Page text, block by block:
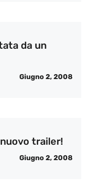
da un
Giugno 2, 2008
trailer!
Giugno 2, 2008